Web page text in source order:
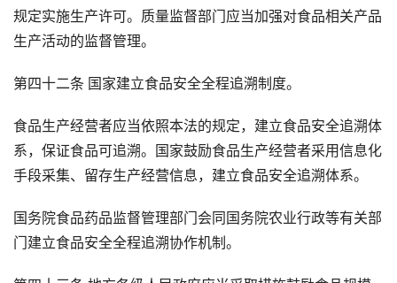
规定实施生产许可。质量监督部门应当加强对食品相关产品
生产活动的监督管理。
第四十二条 国家建立食品安全全程追溯制度。
食品生产经营者应当依照本法的规定，建立食品安全追溯体
系，保证食品可追溯。国家鼓励食品生产经营者采用信息化
手段采集、留存生产经营信息，建立食品安全追溯体系。
国务院食品药品监督管理部门会同国务院农业行政等有关部
门建立食品安全全程追溯协作机制。